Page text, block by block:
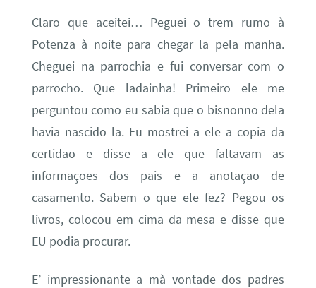
Claro que aceitei… Peguei o trem rumo à
Potenza à noite para chegar la pela manha.
Cheguei na parrochia e fui conversar com o
parrocho. Que ladainha! Primeiro ele me
perguntou como eu sabia que o bisnonno dela
havia nascido la. Eu mostrei a ele a copia da
certidao e disse a ele que faltavam as
informaçoes dos pais e a anotaçao de
casamento. Sabem o que ele fez? Pegou os
livros, colocou em cima da mesa e disse que
EU podia procurar.
E’ impressionante a mà vontade dos padres